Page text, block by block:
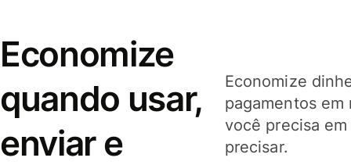
Economize
quando usar,
enviar e
Economize
pagamentos
você precisa
precisar.